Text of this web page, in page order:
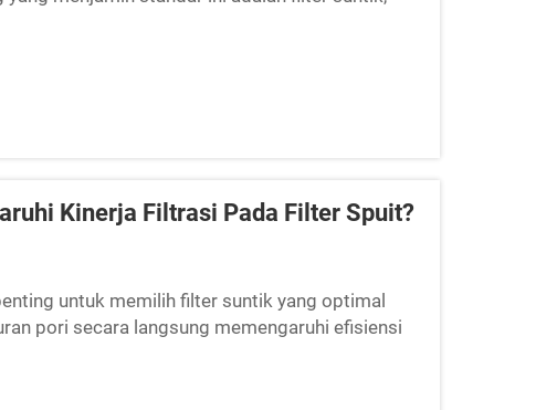
berfungsi sebagai...
Kinerja Filtrasi Pada Filter Spuit?
untuk memilih filter suntik yang optimal
pori secara langsung memengaruhi efisiensi
kontaminan tertentu dari...